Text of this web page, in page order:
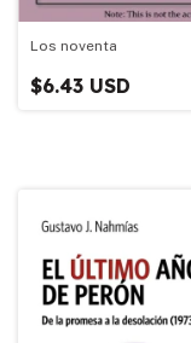
Los noventa
$6.43 USD